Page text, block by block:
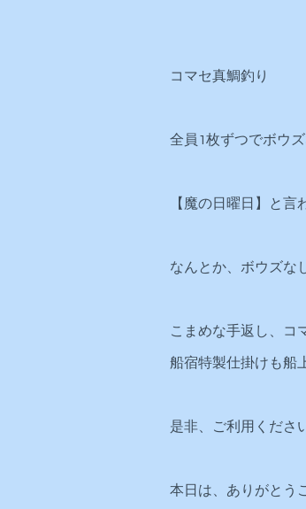
コマセ真鯛釣り
全員1枚ずつでボウ
【魔の日曜日】と
なんとか、ボウズな
こまめな手返し、コ
船宿特製仕掛けも船
是非、ご利用くださ
本日は、ありがとう